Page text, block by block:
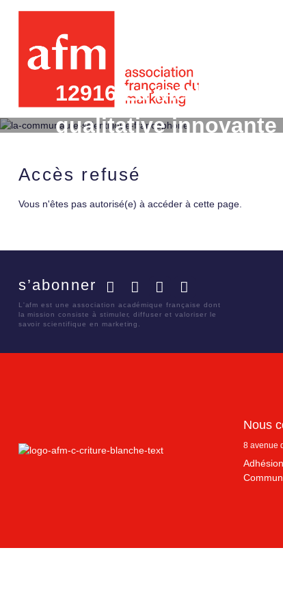
12916 La méthode
qualitative
Accès refusé
Vous n'êtes pas autorisé(e) à accéder à cette page.
s’abonner
L'afm est une association académique française dont
la mission consiste à stimuler, diffuser et valoriser le
savoir scientifique en marketing.
Nous
8 avenue